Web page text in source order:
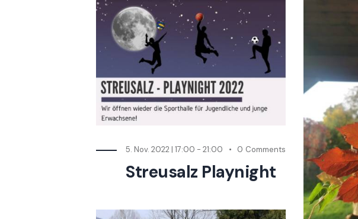
5. Nov. 2022 | 17:00 - 21:00 0 Comments
Streusalz Playnight